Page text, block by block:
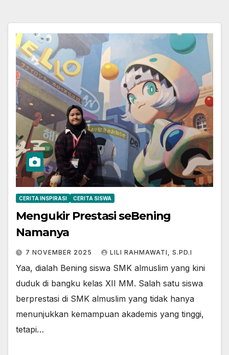
CERITA INSPIRASI CERITA SISWA
Mengukir Prestasi seBening
Namanya
7 NOVEMBER 2025 LILI RAHMAWATI, S.PD.I
Yaa, dialah Bening siswa SMK almuslim yang kini
duduk di bangku kelas XII MM. Salah satu siswa
berprestasi di SMK almuslim yang tidak hanya
menunjukkan kemampuan akademis yang tinggi,
tetapi…